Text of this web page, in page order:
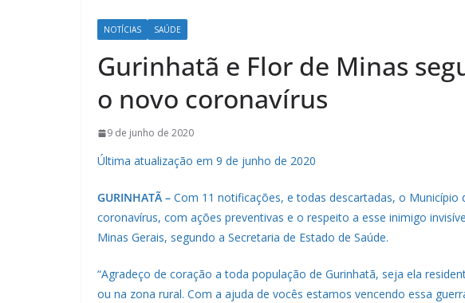
NOTÍCIAS SAÚDE
Gurinhatã e Flor de Minas
o novo coronavírus
9 de junho de 2020
Última atualização em 9 de junho de 2020
GURINHATÃ – Com 11 notificações, e todas descartadas, o
coronavírus, com ações preventivas e o respeito a esse inimigo
Minas Gerais, segundo a Secretaria de Estado de Saúde.
“Agradeço de coração a toda população de Gurinhatã, seja ela
ou na zona rural. Com a ajuda de vocês estamos vencendo essa